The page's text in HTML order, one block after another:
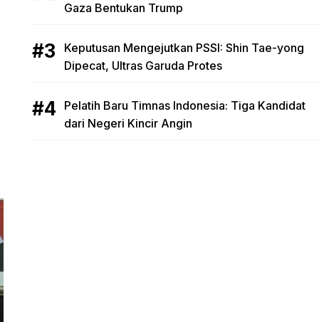
Gaza Bentukan Trump
Keputusan Mengejutkan PSSI: Shin Tae-yong
Dipecat, Ultras Garuda Protes
Pelatih Baru Timnas Indonesia: Tiga Kandidat
dari Negeri Kincir Angin